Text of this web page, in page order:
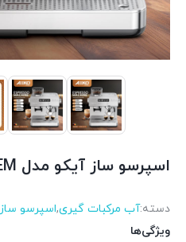
اسپرسو ساز آیکو مدل AK1220EM
دسته:آب مرکبات گیری,اسپرسو ساز
ویژگی‌ها